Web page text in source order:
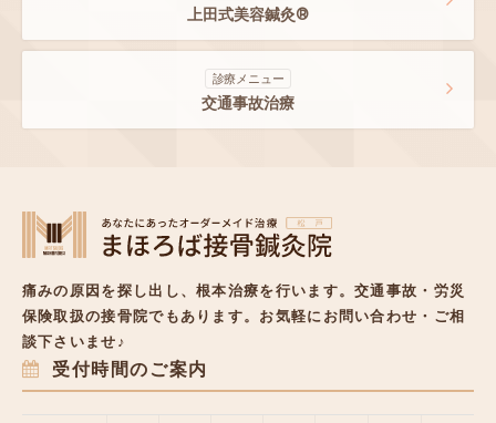
上田式美容鍼灸®
診療メニュー
交通事故治療
痛みの原因を探し出し、根本治療を行います。交通事故・労災
保険取扱の接骨院でもあります。 お気軽にお問い合わせ・ご相
談下さいませ♪
受付時間のご案内